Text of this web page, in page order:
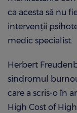
ca acesta să nu
intervenții
medic specialist.
Herbert
sindromul
care a scris-o în
High Cost of